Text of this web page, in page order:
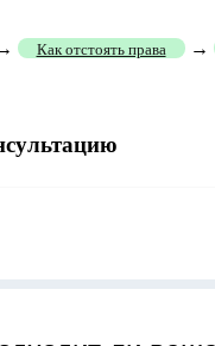
Как отстоять права →